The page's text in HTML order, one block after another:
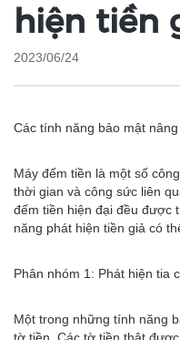
hiện tiền
2023/06/24
Các tính năng bảo mật
Máy đếm tiền là một số
thời gian và công sức liên
đếm tiền hiện đại đều được
năng phát hiện tiền giả có
Phân nhóm 1: Phát hiện tia
Một trong những tính năng